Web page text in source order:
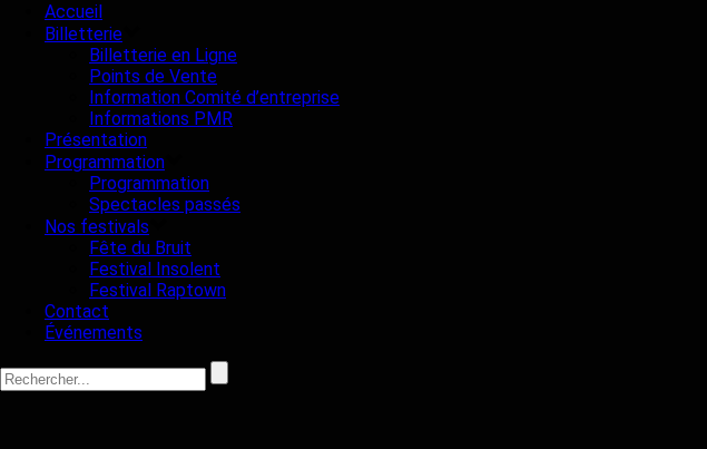
Accueil
Billetterie
Billetterie en Ligne
Points de Vente
Information Comité d’entreprise
Informations PMR
Présentation
Programmation
Programmation
Spectacles passés
Nos festivals
Fête du Bruit
Festival Insolent
Festival Raptown
Contact
Événements